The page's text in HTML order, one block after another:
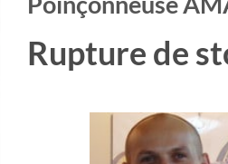
Rupture de